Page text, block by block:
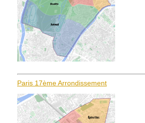
Paris 17ème Arrondissement